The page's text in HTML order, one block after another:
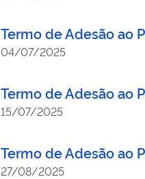
Termo de Adesão ao
04/07/2025
Termo de Adesão ao
15/07/2025
Termo de Adesão ao
27/08/2025